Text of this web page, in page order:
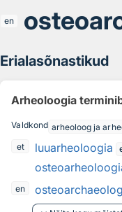
en
Erialasõnastikud
Arheoloogia
Valdkond arheoloog ja
et
luuarheoloogia
en